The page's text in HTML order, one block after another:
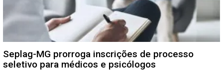
Seplag-MG prorroga inscrições de processo
seletivo para médicos e psicólogos